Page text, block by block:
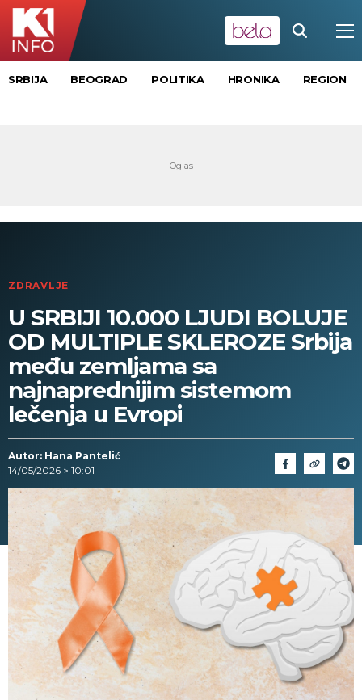
SRBIJA BEOGRAD POLITIKA HRONIKA REGION
ZDRAVLJE
U SRBIJI 10.000 LJUDI BOLUJE
OD MULTIPLE SKLEROZE Srbija
među zemljama sa
najnaprednijim sistemom
lečenja u Evropi
Autor: Hana Pantelić
14/05/2026 > 10:01